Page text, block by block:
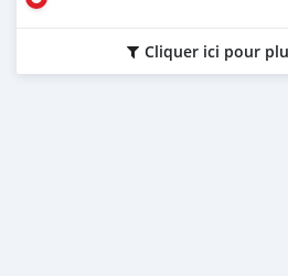
Cliquer ici pour